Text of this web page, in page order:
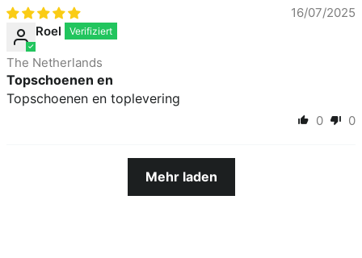
16/07/2025
Roel
The Netherlands
Topschoenen en
Topschoenen en toplevering
0 0
Mehr laden